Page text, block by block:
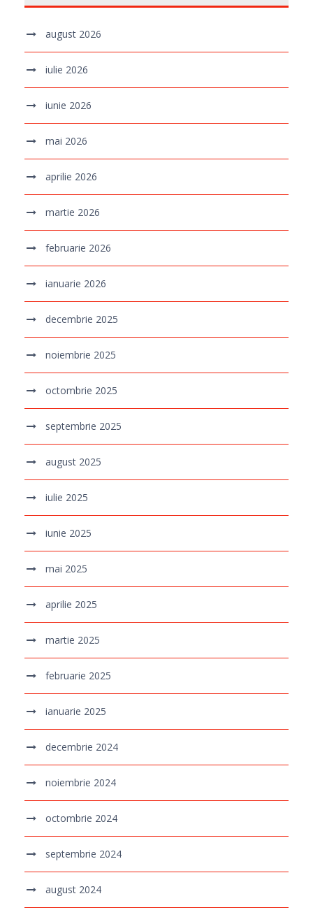
august 2026
iulie 2026
iunie 2026
mai 2026
aprilie 2026
martie 2026
februarie 2026
ianuarie 2026
decembrie 2025
noiembrie 2025
octombrie 2025
septembrie 2025
august 2025
iulie 2025
iunie 2025
mai 2025
aprilie 2025
martie 2025
februarie 2025
ianuarie 2025
decembrie 2024
noiembrie 2024
octombrie 2024
septembrie 2024
august 2024